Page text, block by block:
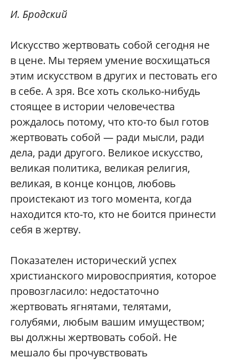
И. Бродский
Искусство жертвовать собой сегодня не
в цене. Мы теряем умение восхищаться
этим искусством в других и пестовать его
в себе. А зря. Все хоть сколько-нибудь
стоящее в истории человечества
рождалось потому, что кто-то был готов
жертвовать собой — ради мысли, ради
дела, ради другого. Великое искусство,
великая политика, великая религия,
великая, в конце концов, любовь
проистекают из того момента, когда
находится кто-то, кто не боится принести
себя в жертву.
Показателен исторический успех
христианского мировосприятия, которое
провозгласило: недостаточно
жертвовать ягнятами, телятами,
голубями, любым вашим имуществом;
вы должны жертвовать собой. Не
мешало бы прочувствовать